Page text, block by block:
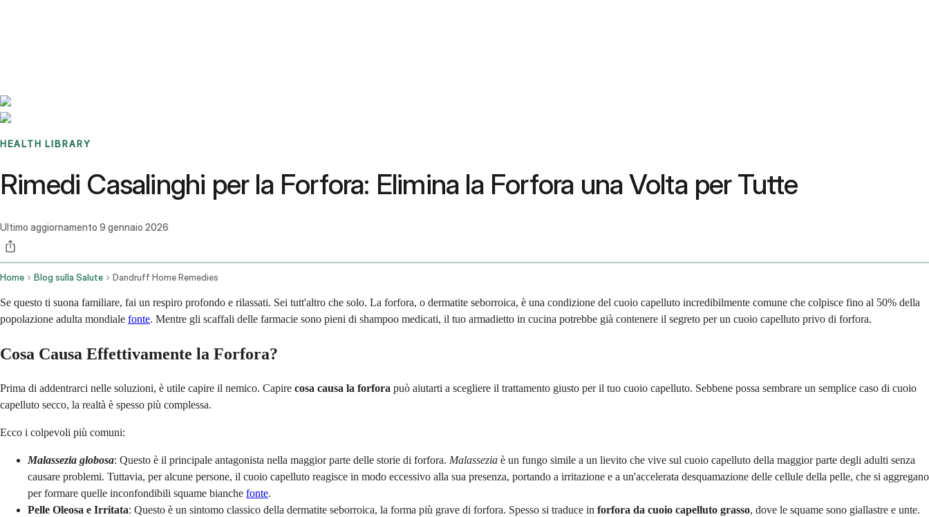
HEALTH LIBRARY
Rimedi Casalinghi per la Forfora: Elimina la Forfora una Volta per Tutte
Ultimo aggiornamento 9 gennaio 2026
Home Blog sulla Salute Dandruff Home Remedies
Se questo ti suona familiare, fai un respiro profondo e rilassati. Sei tutt'altro che solo. La forfora, o dermatite seborroica, è una condizione del cuoio capelluto incredibilmente comune che colpisce fino al 50% della
popolazione adulta mondiale fonte. Mentre gli scaffali delle farmacie sono pieni di shampoo medicati, il tuo armadietto in cucina potrebbe già contenere il segreto per un cuoio capelluto privo di forfora.
Cosa Causa Effettivamente la Forfora?
Prima di addentrarci nelle soluzioni, è utile capire il nemico. Capire cosa causa la forfora può aiutarti a scegliere il trattamento giusto per il tuo cuoio capelluto. Sebbene possa sembrare un semplice caso di cuoio
capelluto secco, la realtà è spesso più complessa.
Ecco i colpevoli più comuni:
Malassezia globosa: Questo è il principale antagonista nella maggior parte delle storie di forfora. Malassezia è un fungo simile a un lievito che vive sul cuoio capelluto della maggior parte degli adulti senza
causare problemi. Tuttavia, per alcune persone, il cuoio capelluto reagisce in modo eccessivo alla sua presenza, portando a irritazione e a un'accelerata desquamazione delle cellule della pelle, che si aggregano
per formare quelle inconfondibili squame bianche fonte.
Pelle Oleosa e Irritata: Questo è un sintomo classico della dermatite seborroica, la forma più grave di forfora. Spesso si traduce in forfora da cuoio capelluto grasso, dove le squame sono giallastre e unte.